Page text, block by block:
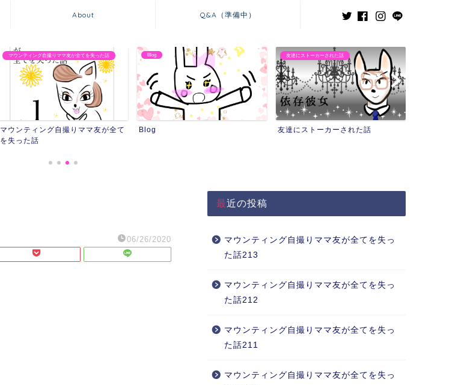
About Q&A（準備中）
マウンティング自撮りママ友が全てを失った話
マウンティング自撮りママ友が全て
を失った話
Blog
Blog
友達にストーカーされた話
友達にストーカーされた話
06/26/2020
最近の投稿
マウンティング自撮りママ友が全てを失っ
た話213
マウンティング自撮りママ友が全てを失っ
た話212
マウンティング自撮りママ友が全てを失っ
た話211
マウンティング自撮りママ友が全てを失っ